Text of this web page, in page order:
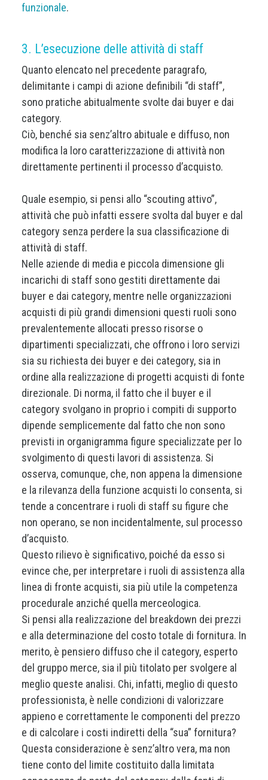
funzionale.
3. L’esecuzione delle attività di staff
Quanto elencato nel precedente paragrafo,
delimitante i campi di azione definibili “di staff”,
sono pratiche abitualmente svolte dai buyer e dai
category.
Ciò, benché sia senz’altro abituale e diffuso, non
modifica la loro caratterizzazione di attività non
direttamente pertinenti il processo d’acquisto.
Quale esempio, si pensi allo “scouting attivo”,
attività che può infatti essere svolta dal buyer e dal
category senza perdere la sua classificazione di
attività di staff.
Nelle aziende di media e piccola dimensione gli
incarichi di staff sono gestiti direttamente dai
buyer e dai category, mentre nelle organizzazioni
acquisti di più grandi dimensioni questi ruoli sono
prevalentemente allocati presso risorse o
dipartimenti specializzati, che offrono i loro servizi
sia su richiesta dei buyer e dei category, sia in
ordine alla realizzazione di progetti acquisti di fonte
direzionale. Di norma, il fatto che il buyer e il
category svolgano in proprio i compiti di supporto
dipende semplicemente dal fatto che non sono
previsti in organigramma figure specializzate per lo
svolgimento di questi lavori di assistenza. Si
osserva, comunque, che, non appena la dimensione
e la rilevanza della funzione acquisti lo consenta, si
tende a concentrare i ruoli di staff su figure che
non operano, se non incidentalmente, sul processo
d’acquisto.
Questo rilievo è significativo, poiché da esso si
evince che, per interpretare i ruoli di assistenza alla
linea di fronte acquisti, sia più utile la competenza
procedurale anziché quella merceologica.
Si pensi alla realizzazione del breakdown dei prezzi
e alla determinazione del costo totale di fornitura. In
merito, è pensiero diffuso che il category, esperto
del gruppo merce, sia il più titolato per svolgere al
meglio queste analisi. Chi, infatti, meglio di questo
professionista, è nelle condizioni di valorizzare
appieno e correttamente le componenti del prezzo
e di calcolare i costi indiretti della “sua” fornitura?
Questa considerazione è senz’altro vera, ma non
tiene conto del limite costituito dalla limitata